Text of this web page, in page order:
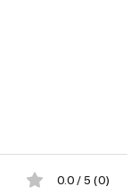
0.0 / 5 (0)